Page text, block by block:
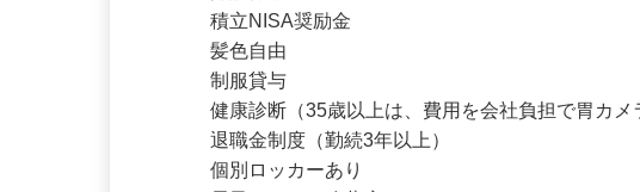
育児休暇
介護休暇
積立NISA奨励金
髪色自由
制服貸与
健康診断（35歳以上は、費用を会社負担で胃カ